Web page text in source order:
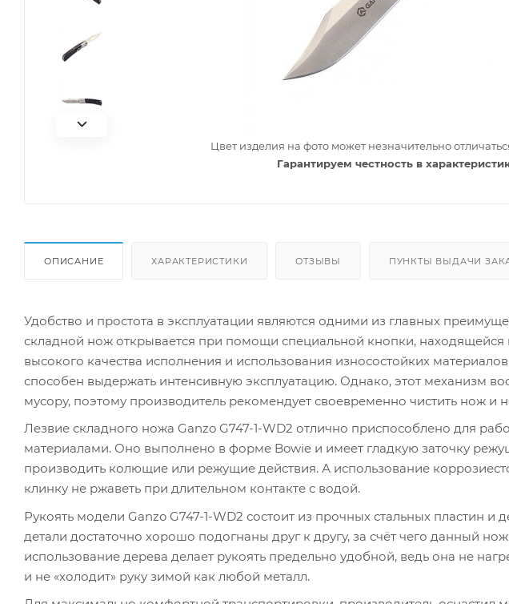
Цвет изделия на фото может незначительно
Гарантируем честность в
ОПИСАНИЕ ХАРАКТЕРИСТИКИ ОТЗЫВЫ ПУНКТЫ ВЫДАЧИ
Удобство и простота в эксплуатации являются одними из главных
складной нож открывается при помощи специальной кнопки, находящейся
высокого качества исполнения и использования износостойких
способен выдержать интенсивную эксплуатацию. Однако, этот механизм
мусору, поэтому производитель рекомендует своевременно чистить нож и
Лезвие складного ножа Ganzo G747-1-WD2 отлично приспособлено для
материалами. Оно выполнено в форме Bowie и имеет гладкую заточку
производить колющие или режущие действия. А использование
клинку не ржаветь при длительном контакте с водой.
Рукоять модели Ganzo G747-1-WD2 состоит из прочных стальных пластин и
детали достаточно хорошо подогнаны друг к другу, за счёт чего данный
использование дерева делает рукоять предельно удобной, ведь она не
и не «холодит» руку зимой как любой металл.